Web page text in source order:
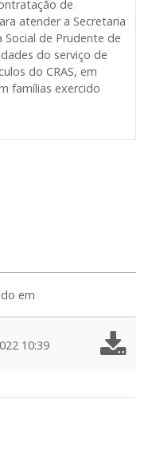
de
atender a Secretaria
de Prudente de
do serviço de
do CRAS, em
famílias exercido
em
10:39